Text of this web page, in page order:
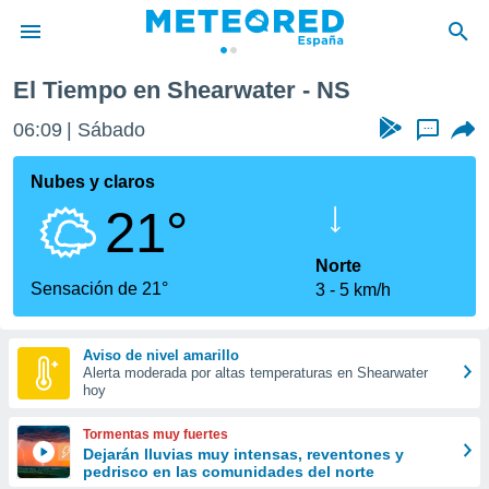
de
por
que se
calidad.
a este
las
y
forma
digital
basada
El Tiempo en Shearwater - NS
06:09 Sábado ...
Nubes y claros
21°
Sensación de 21°
Norte
3
5 km/h
Aviso de nivel amarillo
Alerta moderada por altas temperaturas en Shearwater
hoy
Tormentas muy fuertes
Dejarán lluvias muy intensas, reventones y
pedrisco en las comunidades del norte